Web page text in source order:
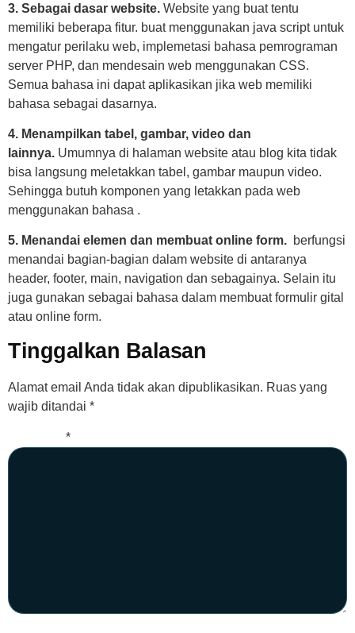
3. Sebagai dasar website. Website yang buat tentu
memiliki beberapa fitur. buat menggunakan java script untuk
mengatur perilaku web, implemetasi bahasa pemrograman
server PHP, dan mendesain web menggunakan CSS.
Semua bahasa ini dapat aplikasikan jika web memiliki
bahasa sebagai dasarnya.
4. Menampilkan tabel, gambar, video dan
lainnya. Umumnya di halaman website atau blog kita tidak
bisa langsung meletakkan tabel, gambar maupun video.
Sehingga butuh komponen yang letakkan pada web
menggunakan bahasa .
5. Menandai elemen dan membuat online form. berfungsi
menandai bagian-bagian dalam website di antaranya
header, footer, main, navigation dan sebagainya. Selain itu
juga gunakan sebagai bahasa dalam membuat formulir gital
atau online form.
Tinggalkan Balasan
Alamat email Anda tidak akan dipublikasikan. Ruas yang
wajib ditandai *
*